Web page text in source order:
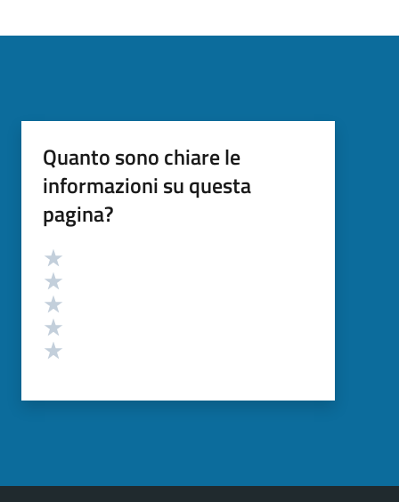
Quanto sono chiare le
informazioni su questa
pagina?
Valutazione